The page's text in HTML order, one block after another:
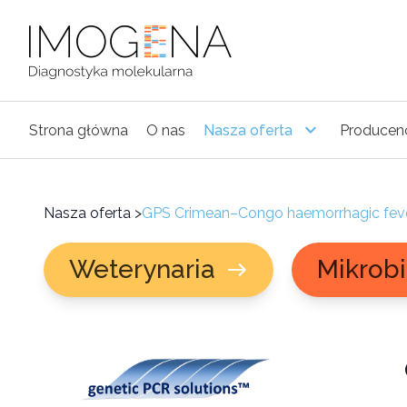
Strona główna O nas Nasza oferta
Nasza oferta >GPS Crimean–Congo haemorrhagic
Weterynaria